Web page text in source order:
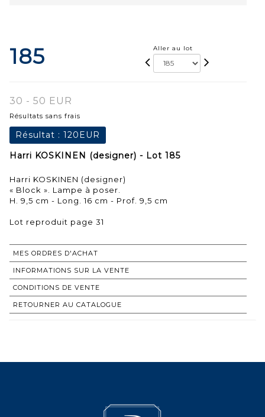
185 Aller au lot
30 - 50 EUR
Résultats sans frais
Résultat : 120EUR
Harri KOSKINEN (designer) - Lot 185
Harri KOSKINEN (designer)
« Block ». Lampe à poser.
H. 9,5 cm - Long. 16 cm - Prof. 9,5 cm
Lot reproduit page 31
MES ORDRES D'ACHAT
INFORMATIONS SUR LA VENTE
CONDITIONS DE VENTE
RETOURNER AU CATALOGUE